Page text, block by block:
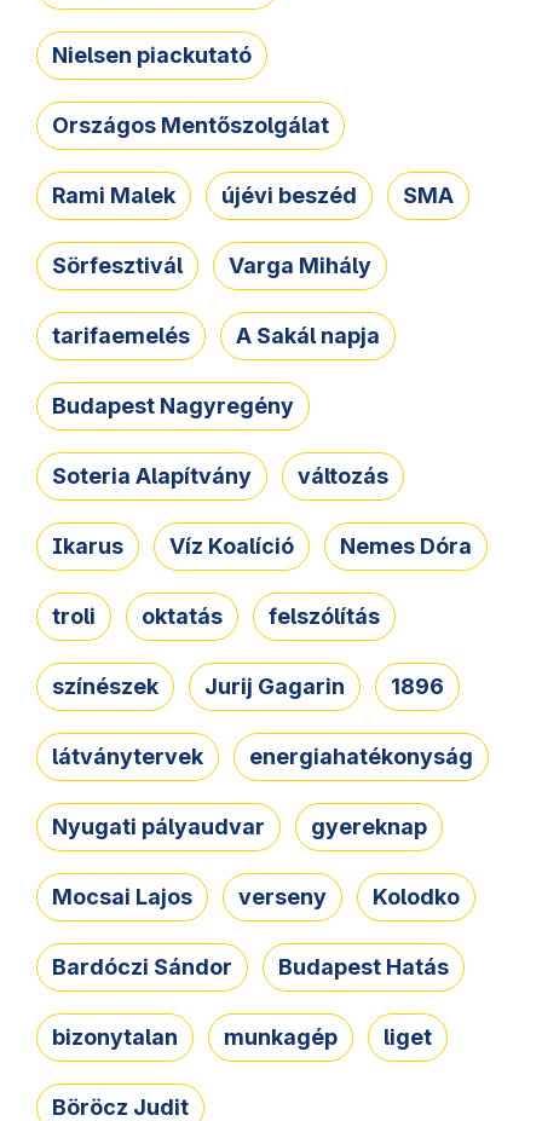
Nielsen piackutató
Országos Mentőszolgálat
Rami Malek újévi beszéd SMA
Sörfesztivál Varga Mihály
tarifaemelés A Sakál napja
Budapest Nagyregény
Soteria Alapítvány változás
Ikarus Víz Koalíció Nemes Dóra
troli oktatás felszólítás
színészek Jurij Gagarin 1896
látványtervek energiahatékonyság
Nyugati pályaudvar gyereknap
Mocsai Lajos verseny Kolodko
Bardóczi Sándor Budapest Hatás
bizonytalan munkagép liget
Böröcz Judit